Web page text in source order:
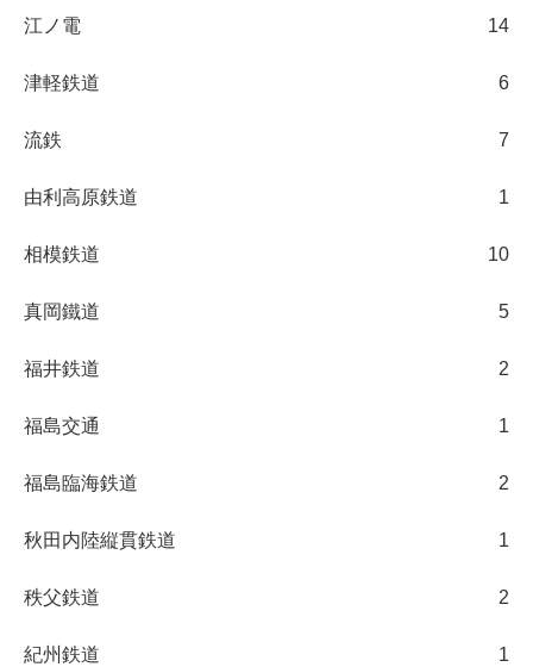
江ノ電 14
津軽鉄道 6
流鉄 7
由利高原鉄道 1
相模鉄道 10
真岡鐵道 5
福井鉄道 2
福島交通 1
福島臨海鉄道 2
秋田内陸縦貫鉄道 1
秩父鉄道 2
紀州鉄道 1